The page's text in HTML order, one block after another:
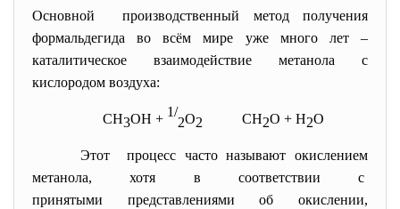
Основной производственный метод получения
формальдегида во всём мире уже много лет –
каталитическое взаимодействие метанола с
кислородом воздуха:
СН3ОН + 1/
2О2 СН2О + Н2О
Этот процесс часто называют окислением
метанола, хотя в соответствии с
принятыми представлениями об окислении,